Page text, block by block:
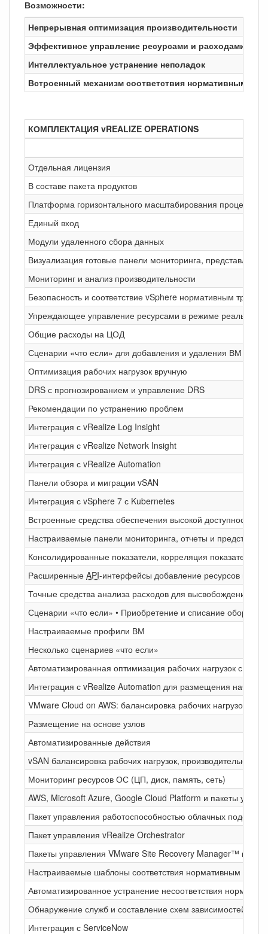
Возможности:
Непрерывная оптимизация производительности
Эффективное управление ресурсами и расходами
Интеллектуальное устранение неполадок
Встроенный механизм соответствия нормативным
КОМПЛЕКТАЦИЯ vREALIZE OPERATIONS
Отдельная лицензия
В составе пакета продуктов
Платформа горизонтального масштабирования процессов
Единый вход
Модули удаленного сбора данных
Визуализация готовые панели мониторинга,
Мониторинг и анализ производительности
Безопасность и соответствие vSphere нормативным
Упреждающее управление ресурсами в режиме
Общие расходы на ЦОД
Сценарии «что если» для добавления и удаления ВМ
Оптимизация рабочих нагрузок вручную
DRS с прогнозированием и управление DRS
Рекомендации по устранению проблем
Интеграция с vRealize Log Insight
Интеграция с vRealize Network Insight
Интеграция с vRealize Automation
Панели обзора и миграции vSAN
Интеграция с vSphere 7 с Kubernetes
Встроенные средства обеспечения высокой доступности
Настраиваемые панели мониторинга, отчеты и
Консолидированные показатели, корреляция показателей,
Расширенные API-интерфейсы добавление ресурсов и
Точные средства анализа расходов для высвобождения
Сценарии «что если» • Приобретение и списание
Настраиваемые профили ВМ
Несколько сценариев «что если»
Автоматизированная оптимизация рабочих нагрузок с
Интеграция с vRealize Automation для размещения
VMware Cloud on AWS: балансировка рабочих нагрузок,
Размещение на основе узлов
Автоматизированные действия
vSAN балансировка рабочих нагрузок,
Мониторинг ресурсов ОС (ЦП, диск, память, сеть)
AWS, Microsoft Azure, Google Cloud Platform и пакеты
Пакет управления работоспособностью облачных подов и
Пакет управления vRealize Orchestrator
Пакеты управления VMware Site Recovery Manager™ и
Настраиваемые шаблоны соответствия нормативным
Автоматизированное устранение несоответствия
Обнаружение служб и составление схем зависимостей
Интеграция с ServiceNow